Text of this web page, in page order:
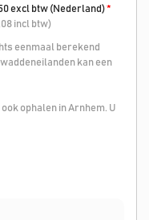
excl btw (Nederland)*
incl btw)
eenmaal berekend
kan een
ophalen in Arnhem. U